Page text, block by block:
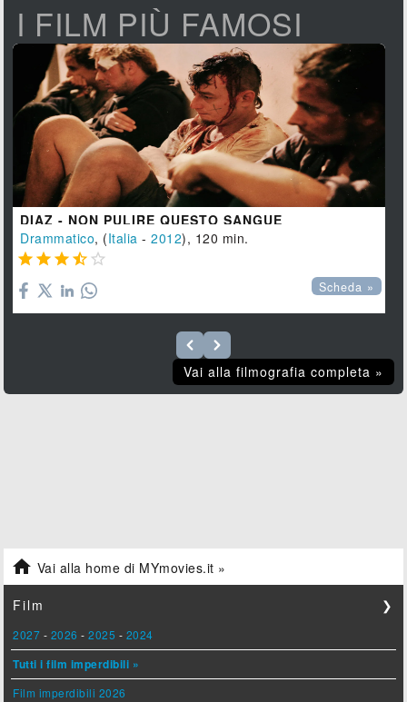
I FILM PIÙ FAMOSI
DIAZ - NON PULIRE QUESTO SANGUE
Drammatico, (Italia -2012), 120 min.
    
Scheda »
Vai alla filmografia completa »
 Vai alla home di MYmovies.it »
Film ❯
2027 - 2026 -2025 - 2024
Tutti i film imperdibili »
Film imperdibili 2026